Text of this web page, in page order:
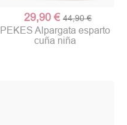
29,90 € 44,90 €
PEKES Alpargata esparto
cuña niña